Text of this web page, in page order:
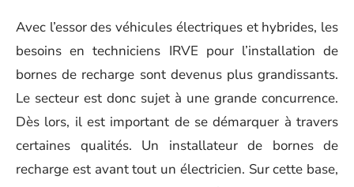
Avec l’essor des véhicules électriques et hybrides, les
besoins en techniciens IRVE pour l’installation de
bornes de recharge sont devenus plus grandissants.
Le secteur est donc sujet à une grande concurrence.
Dès lors, il est important de se démarquer à travers
certaines qualités. Un installateur de bornes de
recharge est avant tout un électricien. Sur cette base,